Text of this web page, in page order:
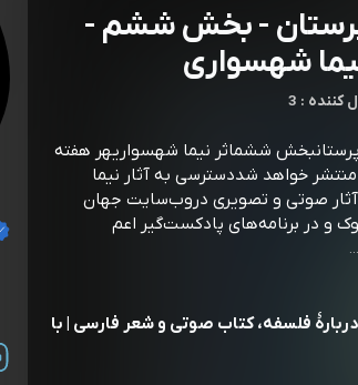
- بخش ششم -
شهسواری
کننده
ششماثر نیما شهسواریهر هفته
خواهد شددسترسی به آثار نیما
صوتی و تصویری دروب‌سایت جهان
و در برنامه‌های پادکست‌گیر اعم
فلسفه، کتاب صوتی و شعر فارسی | با